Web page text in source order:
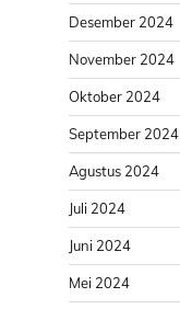
Desember 2024
November 2024
Oktober 2024
September 2024
Agustus 2024
Juli 2024
Juni 2024
Mei 2024